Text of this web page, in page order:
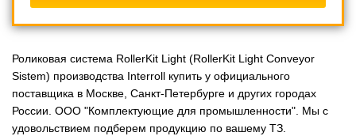
Роликовая система RollerKit Light (RollerKit Light Conveyor
Sistem) производства Interroll купить у официального
поставщика в Москве, Санкт-Петербурге и других городах
России. ООО "Комплектующие для промышленности". Мы с
удовольствием подберем продукцию по вашему ТЗ.